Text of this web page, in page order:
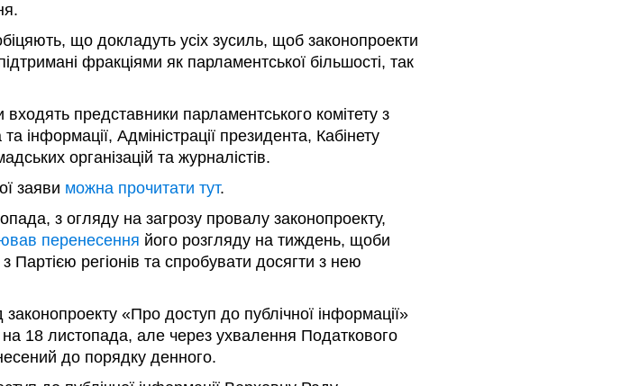
що докладуть усіх зусиль, щоб законопроекти
фракціями як парламентської більшості, так
входять представники парламентського комітету з
інформації, Адміністрації президента, Кабінету
організацій та журналістів.
заяви можна прочитати тут.
з огляду на загрозу провалу законопроекту,
перенесення його розгляду на тиждень, щоби
з Партією регіонів та спробувати досягти з нею
«Про доступ до публічної інформації»
на 18 листопада, але через ухвалення Податкового
до порядку денного.